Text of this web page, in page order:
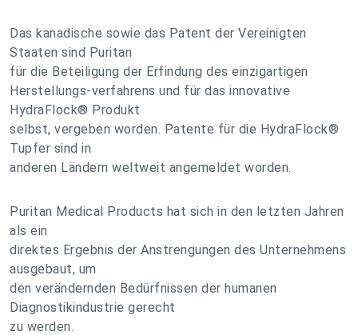
Das kanadische sowie das Patent der Vereinigten
Staaten sind Puritan
für die Beteiligung der Erfindung des einzigartigen
Herstellungs-verfahrens und für das innovative
HydraFlock® Produkt
selbst, vergeben worden. Patente für die HydraFlock®
Tupfer sind in
anderen Ländern weltweit angemeldet worden.
Puritan Medical Products hat sich in den letzten Jahren
als ein
direktes Ergebnis der Anstrengungen des Unternehmens
ausgebaut, um
den verändernden Bedürfnissen der humanen
Diagnostikindustrie gerecht
zu werden.